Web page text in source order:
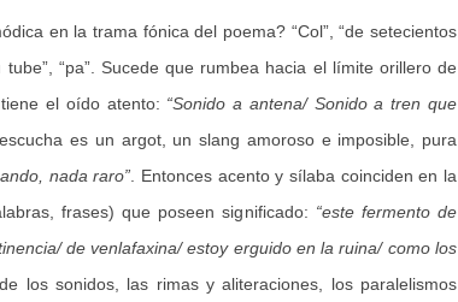
en la trama fónica del poema? “Col”, “de setecientos
tube”, “pa”. Sucede que rumbea hacia el límite orillero de
el oído atento: “Sonido a antena/ Sonido a tren que
es un argot, un slang amoroso e imposible, pura
nada raro” . Entonces acento y sílaba coinciden en la
frases) que poseen significado: “este fermento de
de venlafaxina/ estoy erguido en la ruina/ como los
los sonidos, las rimas y aliteraciones, los paralelismos